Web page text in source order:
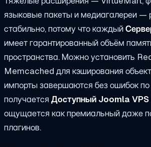
языковые пакеты и медиагалереи —
стабильно, потому что каждый
имеет гарантированный объём
пространства. Можно установить
Memcached для кэширования
импорты завершаются без ошибок по
получается Доступный Joomla VPS
ощущается как премиальный даже
плагинов.